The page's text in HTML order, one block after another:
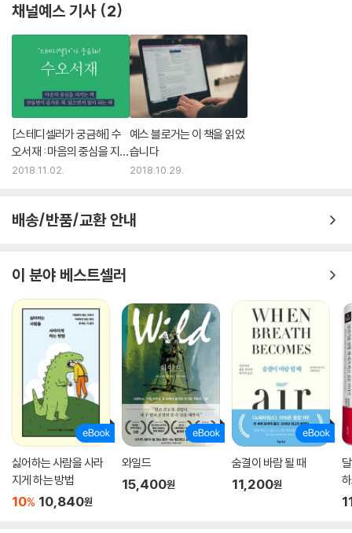
채널예스 기사 2
[스테디셀러가 궁금해] 수
오서재 : 마음의 중심을 지키
는 책
2018.11.02.
예스 블로거는 이 책을 읽었
습니다
2018.10.29.
배송/반품/교환 안내
이 분야 베스트셀러
싫어하는 사람을 사라
지게 하는 방법
10% 10,840원
와일드
15,400원
숨결이 바람 될 때
11,200원